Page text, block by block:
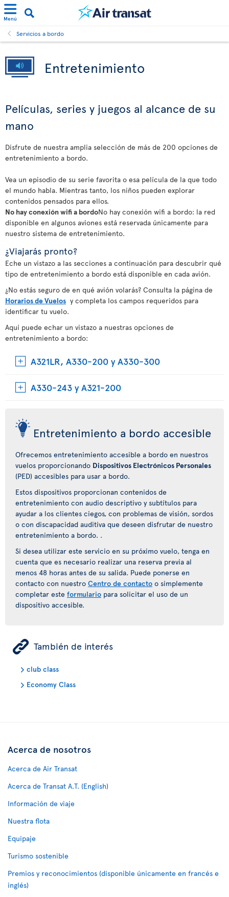
Menú
Servicios a bordo
Entretenimiento
Películas, series y juegos al alcance de su
mano
Disfrute de nuestra amplia selección de más de 200 opciones de
entretenimiento a bordo.
Vea un episodio de su serie favorita o esa película de la que todo
el mundo habla. Mientras tanto, los niños pueden explorar
contenidos pensados para ellos.
No hay conexión wifi a bordoNo hay conexión wifi a bordo: la red
disponible en algunos aviones está reservada únicamente para
nuestro sistema de entretenimiento.
¿Viajarás pronto?
Eche un vistazo a las secciones a continuación para descubrir qué
tipo de entretenimiento a bordo está disponible en cada avión.
¿No estás seguro de en qué avión volarás? Consulta la página de
Horarios de Vuelos y completa los campos requeridos para
identificar tu vuelo.
Aquí puede echar un vistazo a nuestras opciones de
entretenimiento a bordo:
A321LR, A330-200 y A330-300
A330-243 y A321-200
Entretenimiento a bordo accesible
Ofrecemos entretenimiento accesible a bordo en nuestros
vuelos proporcionando Dispositivos Electrónicos Personales
(PED) accesibles para usar a bordo.
Estos dispositivos proporcionan contenidos de
entretenimiento con audio descriptivo y subtítulos para
ayudar a los clientes ciegos, con problemas de visión, sordos
o con discapacidad auditiva que deseen disfrutar de nuestro
entretenimiento a bordo. .
Si desea utilizar este servicio en su próximo vuelo, tenga en
cuenta que es necesario realizar una reserva previa al
menos 48 horas antes de su salida. Puede ponerse en
contacto con nuestro Centro de contacto o simplemente
completar este formulario para solicitar el uso de un
dispositivo accesible.
ÿ También de interés
club class
Economy Class
Acerca de nosotros
Acerca de Air Transat
Acerca de Transat A.T. (English)
Información de viaje
Nuestra flota
Equipaje
Turismo sostenible
Premios y reconocimientos (disponible únicamente en francés e
inglés)